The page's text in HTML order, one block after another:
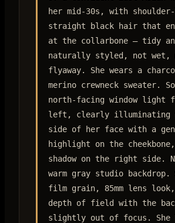
her mid-30s, with
straight black hair that
at the collarbone — tidy
naturally styled, not wet,
flyaway. She wears a
merino crewneck sweater.
north-facing window light
left, clearly illuminating
side of her face with a
highlight on the
shadow on the right side.
warm gray studio backdrop.
film grain, 85mm lens
depth of field with the
slightly out of focus. She